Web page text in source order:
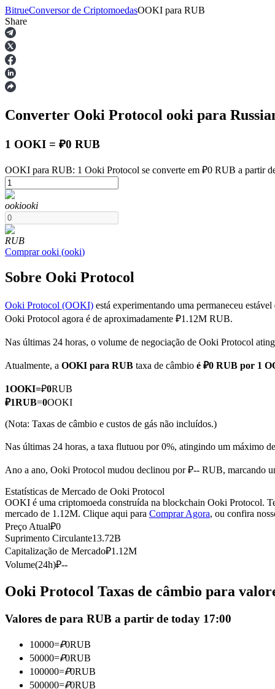
Futuros
Futuros usando USDT como garantia
TradFi
Derivativos de ações, câmbio, metais preciosos e commodities
Futuros de USDC
Futuros usando USDC como garantia
BitrueConversor de CriptomoedasOOKI para RUB
Share
Converter Ooki Protocol ooki para
1 OOKI = ₽0 RUB
OOKI para RUB: 1 Ooki Protocol se converte em ₽0 RUB a partir
ookiooki
RUB
Comprar ooki (ooki)
Sobre Ooki Protocol
Ooki Protocol (OOKI) está experimentando uma permaneceu
Ooki Protocol agora é de aproximadamente ₽1.12M RUB.
Nas últimas 24 horas, o volume de negociação de Ooki Protocol
Atualmente, a OOKI para RUB taxa de câmbio é ₽0 RUB por 1
1OOKI=₽0RUB
₽1RUB=0OOKI
(Nota: Taxas de câmbio e custos de gás não incluídos.)
Nas últimas 24 horas, a taxa flutuou por 0%, atingindo um máximo
Ano a ano, Ooki Protocol mudou declinou por ₽-- RUB, marcando
Estatísticas de Mercado de Ooki Protocol
OOKI é uma criptomoeda construída na blockchain Ooki Protocol.
mercado de 1.12M. Clique aqui para Comprar Agora, ou confira
Preço Atual₽0
Suprimento Circulante13.72B
Capitalização de Mercado₽1.12M
Volume(24h)₽--
Ooki Protocol Taxas de câmbio para
Valores de para RUB a partir de today 17:00
10000=₽0RUB
50000=₽0RUB
100000=₽0RUB
500000=₽0RUB